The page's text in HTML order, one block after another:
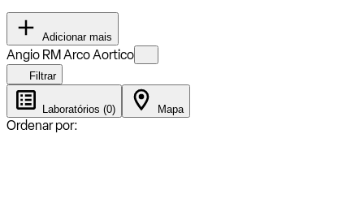
Adicionar mais
Angio RM Arco Aortico
Filtrar
Laboratórios (0) Mapa
Ordenar por: